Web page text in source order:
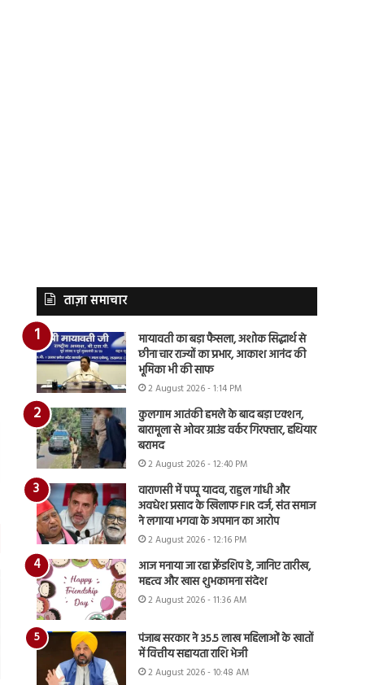
ताज़ा समाचार
मायावती का बड़ा फैसला, अशोक सिद्धार्थ से
छीना चार राज्यों का प्रभार, आकाश आनंद की
भूमिका भी की साफ
2 August 2026 - 1:14 PM
कुलगाम आतंकी हमले के बाद बड़ा एक्शन,
बारामूला से ओवर ग्राउंड वर्कर गिरफ्तार, हथियार
बरामद
2 August 2026 - 12:40 PM
वाराणसी में पप्पू यादव, राहुल गांधी और
अवधेश प्रसाद के खिलाफ FIR दर्ज, संत समाज
ने लगाया भगवा के अपमान का आरोप
2 August 2026 - 12:16 PM
आज मनाया जा रहा फ्रेंडशिप डे, जानिए तारीख,
महत्व और खास शुभकामना संदेश
2 August 2026 - 11:36 AM
पंजाब सरकार ने 35.5 लाख महिलाओं के खातों
में वित्तीय सहायता राशि भेजी
2 August 2026 - 10:48 AM